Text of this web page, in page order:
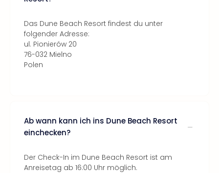
Das Dune Beach Resort findest du unter
folgender Adresse:
ul. Pionierów 20
76-032 Mielno
Polen
Ab wann kann ich ins Dune Beach Resort
einchecken?
Der Check-In im Dune Beach Resort ist am
Anreisetag ab 16:00 Uhr möglich.